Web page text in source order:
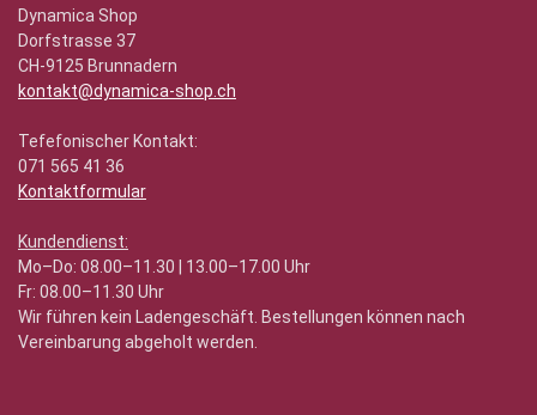
Dynamica Shop
Dorfstrasse 37
CH-9125 Brunnadern
kontakt@dynamica-shop.ch
Tefefonischer Kontakt:
071 565 41 36
Kontaktformular
Kundendienst:
Mo–Do: 08.00–11.30 | 13.00–17.00 Uhr
Fr: 08.00–11.30 Uhr
Wir führen kein Ladengeschäft. Bestellungen können nach
Vereinbarung abgeholt werden.